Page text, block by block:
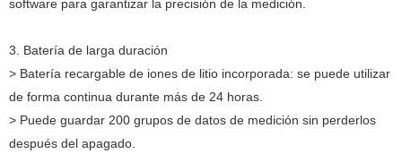
software para garantizar la precisión de la medición.
3. Batería de larga duración
> Batería recargable de iones de litio incorporada: se puede utilizar
de forma continua durante más de 24 horas.
> Puede guardar 200 grupos de datos de medición sin perderlos
después del apagado.